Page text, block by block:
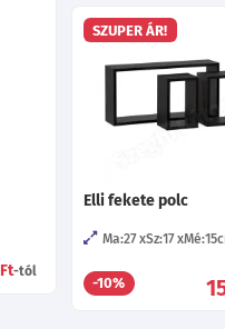
Ft-tól
SZUPER ÁR!
Elli fekete polc
Ma:27 Sz:17 Mé:15
-10%